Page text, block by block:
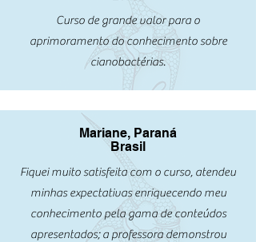
Curso de grande valor para o
aprimoramento do conhecimento sobre
cianobactérias.
Mariane, Paraná
Brasil
Fiquei muito satisfeita com o curso, atendeu
minhas expectativas enriquecendo meu
conhecimento pela gama de conteúdos
apresentados; a professora demonstrou